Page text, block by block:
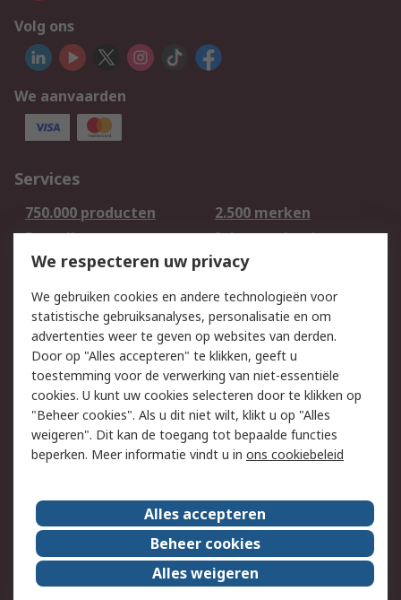
Volg ons
We aanvaarden
Services
750.000 producten
2.500 merken
Bestellen
Inkoopoplossingen
Retouren
Technisch advies
Track & Trace
Wettelijk
Cookiebeleid
Email veiligheid
Privacybeleid -
Bijgewerkt
Websitevoorwaarden
Algemene
verkoopvoorwaarden
Over RS
RS Group
Over ons
RS wereldwijd
Werken bij RS
ESG
We respecteren uw privacy
We gebruiken cookies en andere technologieën voor
statistische gebruiksanalyses, personalisatie en om
advertenties weer te geven op websites van derden.
Door op "Alles accepteren" te klikken, geeft u
toestemming voor de verwerking van niet-essentiële
cookies. U kunt uw cookies selecteren door te klikken op
"Beheer cookies". Als u dit niet wilt, klikt u op "Alles
weigeren". Dit kan de toegang tot bepaalde functies
beperken. Meer informatie vindt u in ons cookiebeleid
Alles accepteren
Beheer cookies
Alles weigeren